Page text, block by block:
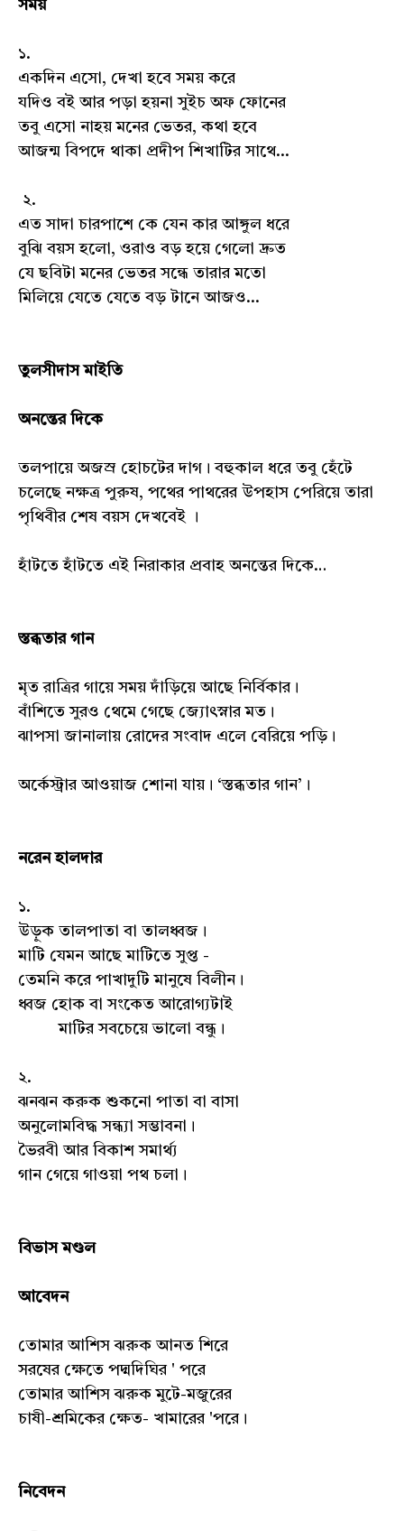
সময়
১.
একদিন এসো, দেখা হবে সময় করে
যদিও বই আর পড়া হয়না সুইচ অফ ফোনের
তবু এসো নাহয় মনের ভেতর, কথা হবে
আজন্ম বিপদে থাকা প্রদীপ শিখাটির সাথে...
২.
এত সাদা চারপাশে কে যেন কার আঙ্গুল ধরে
বুঝি বয়স হলো, ওরাও বড় হয়ে গেলো দ্রুত
যে ছবিটা মনের ভেতর সন্ধে তারার মতো
মিলিয়ে যেতে যেতে বড় টানে আজও...
তুলসীদাস মাইতি
অনন্তের দিকে
তলপায়ে অজস্র হোচটের দাগ। বহুকাল ধরে তবু হেঁটে
চলেছে নক্ষত্র পুরুষ, পথের পাথরের উপহাস পেরিয়ে তারা
পৃথিবীর শেষ বয়স দেখবেই ।
হাঁটতে হাঁটতে এই নিরাকার প্রবাহ অনন্তের দিকে…
স্তব্ধতার গান
মৃত রাত্রির গায়ে সময় দাঁড়িয়ে আছে নির্বিকার।
বাঁশিতে সুরও থেমে গেছে জ্যোৎস্নার মত।
ঝাপসা জানালায় রোদের সংবাদ এলে বেরিয়ে পড়ি।
অর্কেস্ট্রার আওয়াজ শোনা যায়। ‘স্তব্ধতার গান’।
নরেন হালদার
১.
উড়ুক তালপাতা বা তালধ্বজ।
মাটি যেমন আছে মাটিতে সুপ্ত -
তেমনি করে পাখাদুটি মানুষে বিলীন।
ধ্বজ হোক বা সংকেত আরোগ্যটাই
মাটির সবচেয়ে ভালো বন্ধু।
২.
ঝনঝন করুক শুকনো পাতা বা বাসা
অনুলোমবিদ্ধ সন্ধ্যা সম্ভাবনা।
ভৈরবী আর বিকাশ সমার্থ্য
গান গেয়ে গাওয়া পথ চলা।
বিভাস মণ্ডল
আবেদন
তোমার আশিস ঝরুক আনত শিরে
সরষের ক্ষেতে পদ্মদিঘির ' পরে
তোমার আশিস ঝরুক মুটে-মজুরের
চাষী-শ্রমিকের ক্ষেত- খামারের 'পরে।
নিবেদন